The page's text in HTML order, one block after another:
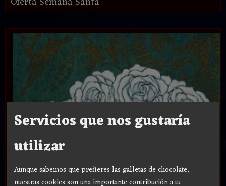
Servicios que nos gustaría
utilizar
Aunque sabemos que prefieres las galletas de chocolate,
nuestras cookies son una importante contribución a tu